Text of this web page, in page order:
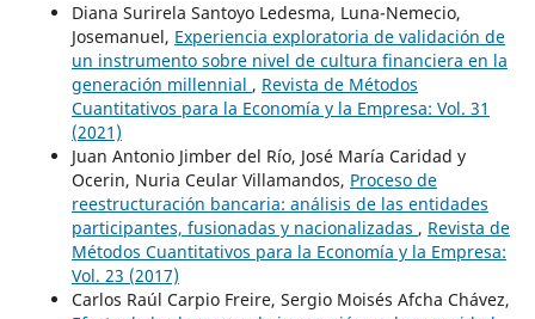
Diana Surirela Santoyo Ledesma, Luna-Nemecio,
Josemanuel, Experiencia exploratoria de validación de
un instrumento sobre nivel de cultura financiera en la
generación millennial , Revista de Métodos
Cuantitativos para la Economía y la Empresa: Vol. 31
(2021)
Juan Antonio Jimber del Río, José María Caridad y
Ocerin, Nuria Ceular Villamandos, Proceso de
reestructuración bancaria: análisis de las entidades
participantes, fusionadas y nacionalizadas , Revista de
Métodos Cuantitativos para la Economía y la Empresa:
Vol. 23 (2017)
Carlos Raúl Carpio Freire, Sergio Moisés Afcha Chávez,